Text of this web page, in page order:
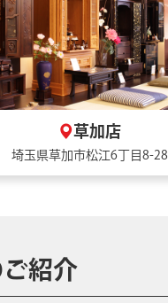
草加店
埼玉県草加市松江6丁目8-28
紹介